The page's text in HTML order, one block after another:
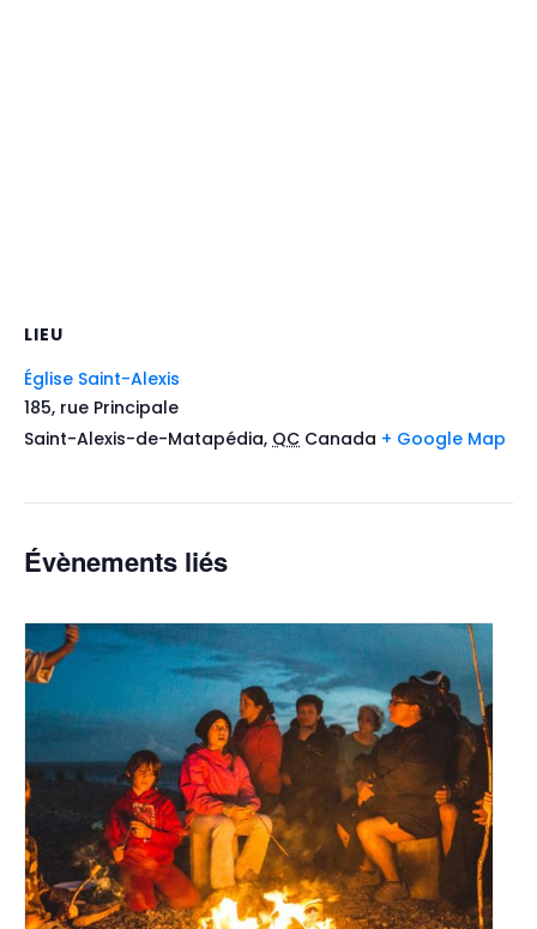
LIEU
Église Saint-Alexis
185, rue Principale
Saint-Alexis-de-Matapédia, QC Canada + Google Map
Évènements liés